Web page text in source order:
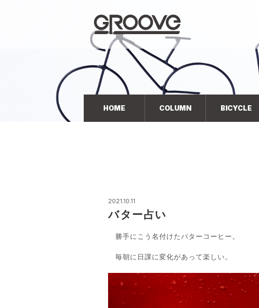
Groove 自転車 カフェ 輸入車・国産車のチューニン
グ/販売
HOME COLUMN BICYCLE
2021.10.11
バター占い
勝手にこう名付けたバターコーヒー。
毎朝に日課に変化があって楽しい。